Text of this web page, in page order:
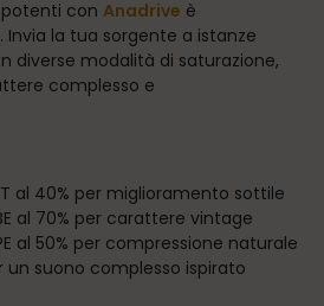
con Anadrive è
Invia la tua sorgente a istanze
diverse modalità di saturazione,
complesso e
al 40% per miglioramento sottile
al 70% per carattere vintage
al 50% per compressione naturale
suono complesso ispirato